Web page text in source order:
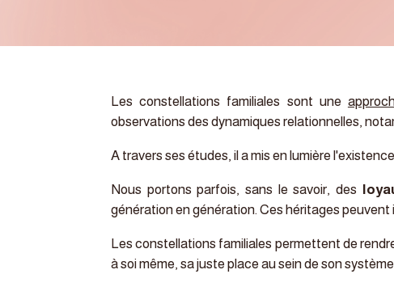
Les constellations familiales sont une
observations des dynamiques relationnelles,
A travers ses études, il a mis en lumière
Nous portons parfois, sans le savoir, des
génération en génération. Ces héritages
Les constellations familiales permettent de
à soi même, sa juste place au sein de son